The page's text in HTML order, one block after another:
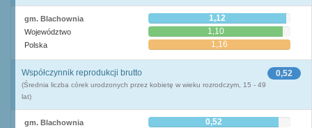
gm. Blachownia 1,12
Województwo 1,10
Polska 1,16
0,52
Współczynnik reprodukcji brutto
(Średnia liczba córek urodzonych przez kobietę w wieku rozrodczym, 15 - 49
lat)
gm. Blachownia 0,52